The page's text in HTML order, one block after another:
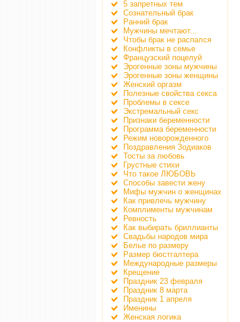
5 запретных тем
Сознательный брак
Ранний брак
Мужчины мечтают...
Чтобы брак не распался
Конфликты в семье
Французский поцелуй
Эрогенные зоны мужчины
Эрогенные зоны женщины
Женский оргазм
Полезные свойства секса
Проблемы в сексе
Экстремальный секс
Признаки беременности
Программа беременности
Режим новорожденного
Поздравления Зодиаков
Тосты за любовь
Грустные стихи
Что такое ЛЮБОВЬ
Способы завести жену
Мифы мужчин о женщинах
Как привлечь мужчину
Комплименты мужчинам
Ревность
Как выбирать бриллианты
Свадьбы народов мира
Белье по размеру
Размер бюстгалтера
Международные размеры
Крещение
Праздник 23 февраля
Праздник 8 марта
Праздник 1 апреля
Именины
Женская логика